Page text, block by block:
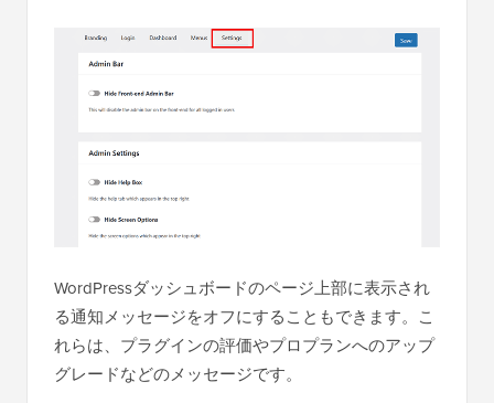
WordPressダッシュボードのページ上部に表示され
る通知メッセージをオフにすることもできます。こ
れらは、プラグインの評価やプロプランへのアップ
グレードなどのメッセージです。